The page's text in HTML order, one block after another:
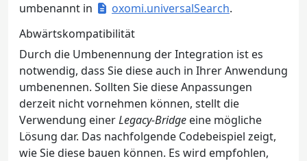
umbenannt in
oxomi.universalSearch.
Abwärtskompatibilität
Durch die Umbenennung der Integration ist es
notwendig, dass Sie diese auch in Ihrer Anwendung
umbenennen. Sollten Sie diese Anpassungen
derzeit nicht vornehmen können, stellt die
Verwendung einerLegacy-Bridge eine mögliche
Lösung dar. Das nachfolgende Codebeispiel zeigt,
wie Sie diese bauen können. Es wird empfohlen,